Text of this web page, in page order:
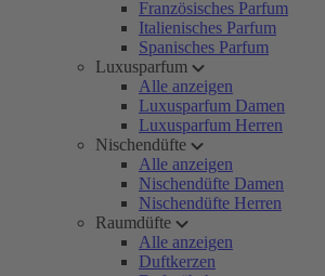
Französisches Parfum
Italienisches Parfum
Spanisches Parfum
Luxusparfum
Alle anzeigen
Luxusparfum Damen
Luxusparfum Herren
Nischendüfte
Alle anzeigen
Nischendüfte Damen
Nischendüfte Herren
Raumdüfte
Alle anzeigen
Duftkerzen